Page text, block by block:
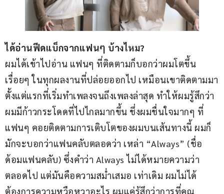
ได้อ่านฟีดแบ็กจากแฟนๆ บ้างไหม?
ผมได้เข้าไปอ่าน แฟนๆ ที่ติดตามก็บอกว่าผมโตขึ้น
เรื่อยๆ ในทุกผลงานที่ปล่อยออกไป เหมือนเขาติดตามมา
ตั้งแต่แรกที่เริ่มทำเพลงจนถึงเพลงล่าสุด ทำให้ผมรู้สึกว่า
ผมมีก้าวกระโดดที่ไปไกลมากขึ้น ชึ่งผมชื่นใจมากๆ ที่
แฟนๆ คอยติดตามการเติบโตของผมบนเส้นทางนี้ ผมก็
มักจะบอกว่าแฟนคลับตลอดว่า เหล่า “Always” (ชื่อ
ด้อมแฟนคลับ) ซึ่งคำว่า Always ไม่ได้หมายความว่า
ตลอดไป แต่มันคือความสม่ำเสมอ เท่าเดิม ผมไม่ได้
ต้องการความหวือหวาอะไร ผมแค่รู้สึกว่าการที่คุณ